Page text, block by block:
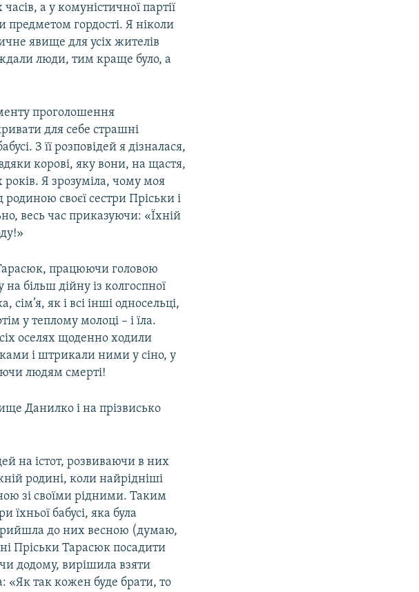
а у комуністичної партії
предметом гордості. Я ніколи
явище для усіх жителів
люди, тим краще було, а
проголошення
для себе страшні
З її розповідей я дізналася,
корові, яку вони, на щастя,
Я зрозуміла, чому моя
родиною своєї сестри Пріськи і
весь час приказуючи: «Їхній
Тарасюк, працюючи головою
більш дійну із колгоспної
як і всі інші односельці,
у теплому молоці – і їла.
оселях щоденно ходили
і штрикали ними у сіно, у
людям смерті!
Данилко і на прізвисько
на істот, розвиваючи в них
родині, коли найрідніші
зі своїми рідними. Таким
їхньої бабусі, яка була
до них весною (думаю,
Пріськи Тарасюк посадити
додому, вирішила взяти
«Як так кожен буде брати, то